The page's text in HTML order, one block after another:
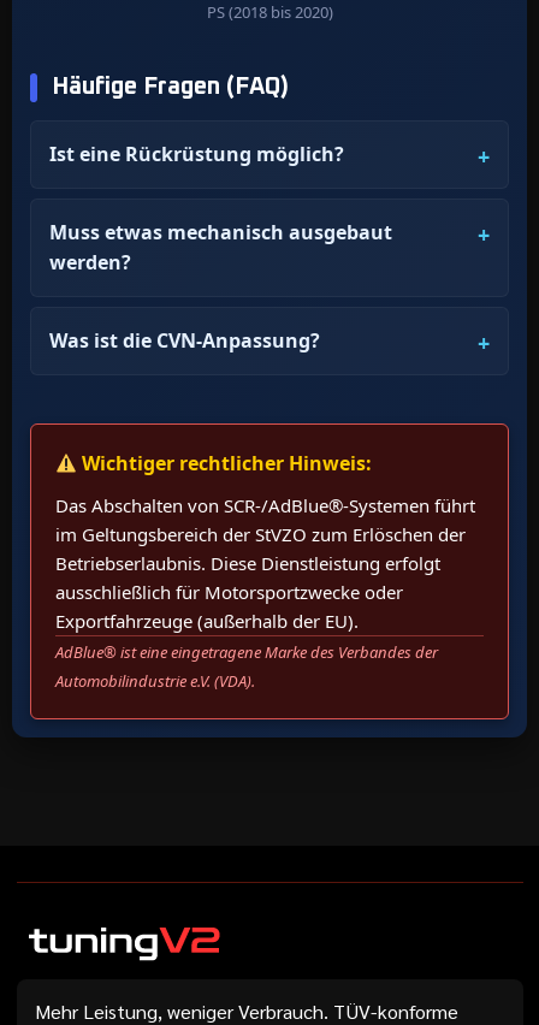
PS (2018 bis 2020)
Häufige Fragen (FAQ)
Ist eine Rückrüstung möglich?
Muss etwas mechanisch ausgebaut
werden?
Was ist die CVN-Anpassung?
Wichtiger rechtlicher Hinweis:
Das Abschalten von SCR-/AdBlue®-Systemen führt
im Geltungsbereich der StVZO zum Erlöschen der
Betriebserlaubnis. Diese Dienstleistung erfolgt
ausschließlich für Motorsportzwecke oder
Exportfahrzeuge (außerhalb der EU).
AdBlue® ist eine eingetragene Marke des Verbandes der
Automobilindustrie e.V. (VDA).
Mehr Leistung, weniger Verbrauch. TÜV-konforme